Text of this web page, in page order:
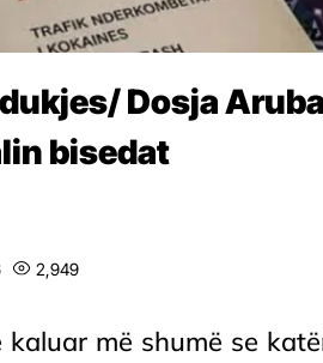
Dosja
bisedat
2,949
kaluar më shumë se